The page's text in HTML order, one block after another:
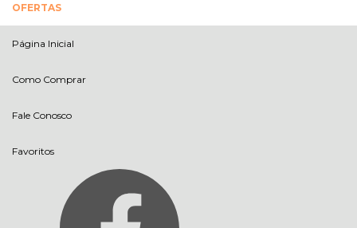
OFERTAS
Página Inicial
Como Comprar
Fale Conosco
Favoritos